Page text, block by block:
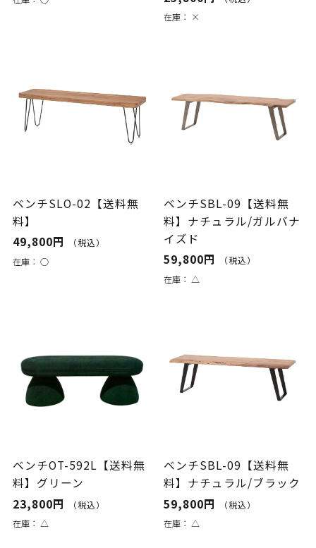
在庫： ×
ベンチSLO-02【送料無
料】
49,800円
（税込）
在庫： ○
ベンチSBL-09【送料無
料】ナチュラル/ガルバナ
イズド
59,800円
（税込）
在庫： △
ベンチOT-592L【送料無
料】グリーン
23,800円
（税込）
在庫： △
ベンチSBL-09【送料無
料】ナチュラル/ブラック
59,800円
（税込）
在庫： △